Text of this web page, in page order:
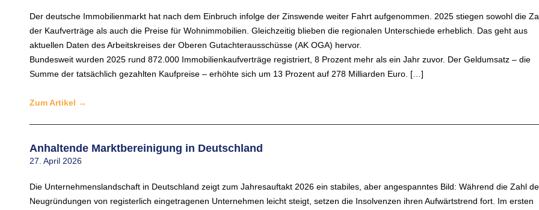
Der deutsche Immobilienmarkt hat nach dem Einbruch infolge der Zinswende weiter Fahrt aufgenommen. 2025 stiegen sowohl die
der Kaufverträge als auch die Preise für Wohnimmobilien. Gleichzeitig blieben die regionalen Unterschiede erheblich. Das geht aus
aktuellen Daten des Arbeitskreises der Oberen Gutachterausschüsse (AK OGA) hervor.
Bundesweit wurden 2025 rund 872.000 Immobilienkaufverträge registriert, 8 Prozent mehr als ein Jahr zuvor. Der Geldumsatz – die
Summe der tatsächlich gezahlten Kaufpreise – erhöhte sich um 13 Prozent auf 278 Milliarden Euro. […]
Zum Artikel →
Anhaltende Marktbereinigung in Deutschland
27. April 2026
Die Unternehmenslandschaft in Deutschland zeigt zum Jahresauftakt 2026 ein stabiles, aber angespanntes Bild: Während die Zahl
Neugründungen von registerlich eingetragenen Unternehmen leicht steigt, setzen die Insolvenzen ihren Aufwärtstrend fort. Im ersten